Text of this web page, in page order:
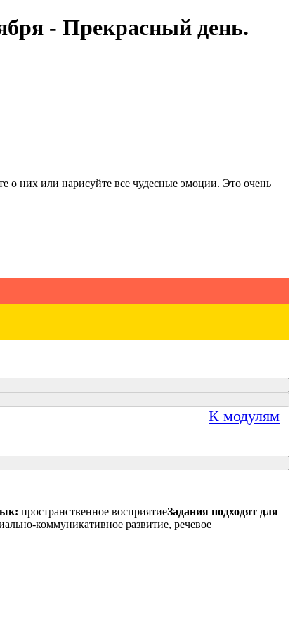
- Прекрасный день.
о них или нарисуйте все чудесные эмоции. Это очень
К модулям
пространственное восприятиеЗадания подходят для
коммуникативное развитие, речевое